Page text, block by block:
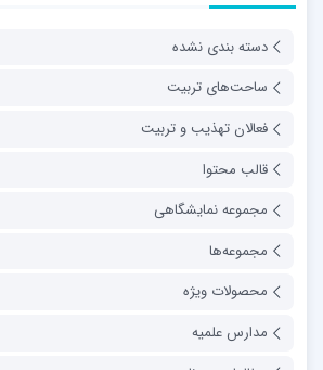
شعبانی مفرد با تلاش دفتر تبلیغات اسلامی
برای خرید این کتاب میتوانید از پیوند زیر
تاج آسمانی
دسته بندی نشده
ساحت‌های تربیت
فعالان تهذیب و تربیت
قالب محتوا
مجموعه نمایشگاهی
مجموعه‌ها
محصولات ویژه
مدارس علمیه